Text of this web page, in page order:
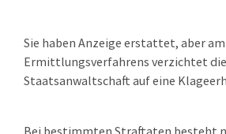
Sie haben Anzeige erstattet, aber am
Ermittlungsverfahrens verzichtet die
Staatsanwaltschaft auf eine